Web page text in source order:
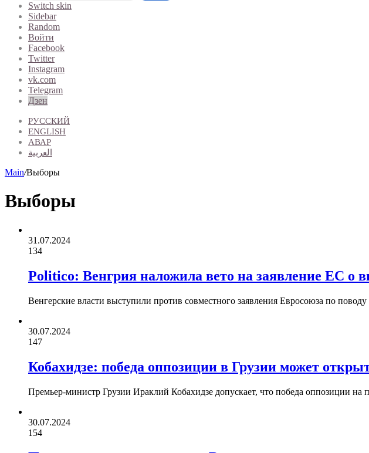
Switch skin
Sidebar
Random
Войти
Facebook
Twitter
Instagram
vk.com
Telegram
Дзен
РУССКИЙ
ENGLISH
АВАР
العربية
Main/Выборы
Выборы
31.07.2024
134
Politico: Венгрия наложила вето на заявление ЕС о
Венгерские власти выступили против совместного заявления Евросоюза по
30.07.2024
147
Кобахидзе: победа оппозиции в Грузии может
Премьер-министр Грузии Ираклий Кобахидзе допускает, что победа оппозиции
30.07.2024
154